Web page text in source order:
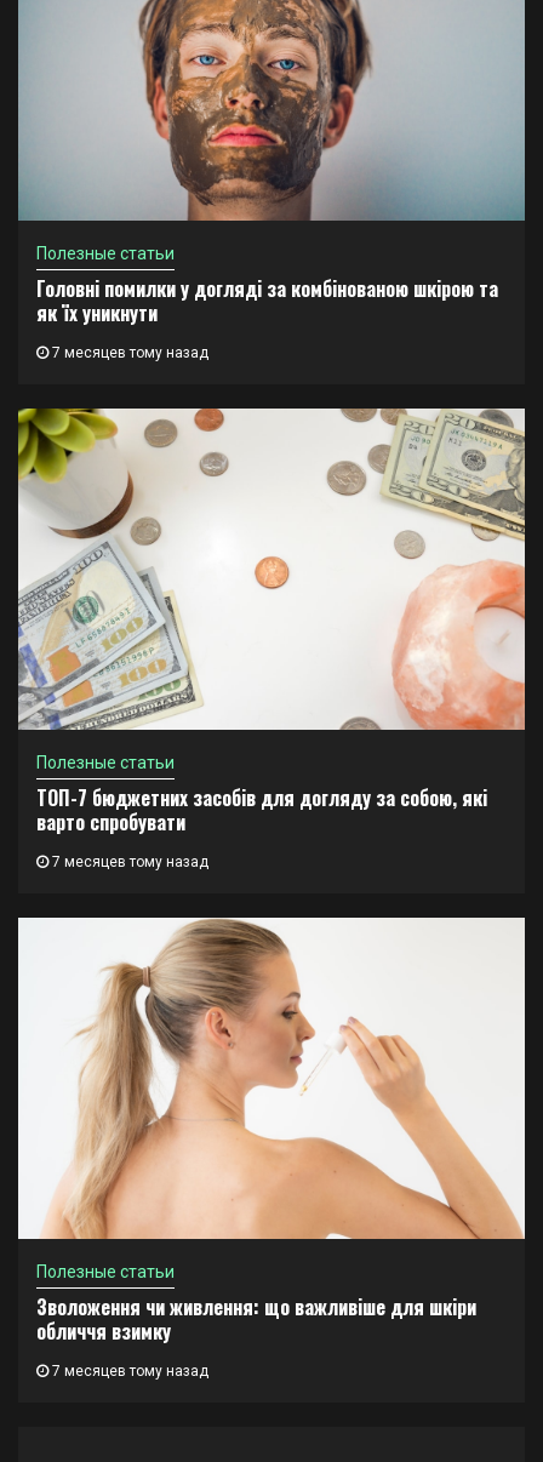
Полезные статьи
Головні помилки у догляді за комбінованою шкірою та
як їх уникнути
7 месяцев тому назад
Полезные статьи
ТОП-7 бюджетних засобів для догляду за собою, які
варто спробувати
7 месяцев тому назад
Полезные статьи
Зволоження чи живлення: що важливіше для шкіри
обличчя взимку
7 месяцев тому назад